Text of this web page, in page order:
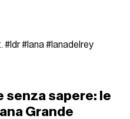
#ldr#lana#lanadelrey
senza sapere: le
Grande